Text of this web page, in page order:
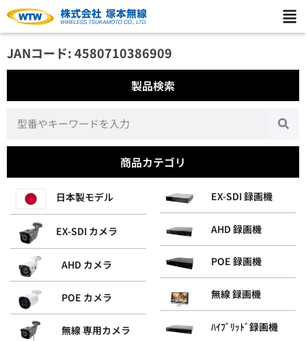
JANコード: 4580710386909
製品検索
商品カテゴリ
日本製モデル
EX-SDI カメラ
AHD カメラ
POE カメラ
無線 専用カメラ
EX-SDI 録画機
AHD 録画機
POE 録画機
無線 録画機
ﾊｲﾌﾞﾘｯﾄﾞ録画機